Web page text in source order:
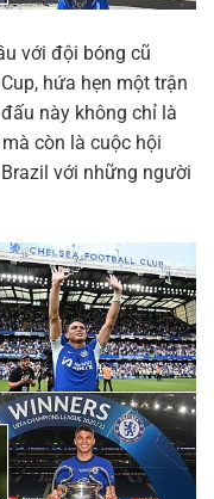
với đội bóng cũ
hứa hẹn một trận
này không chỉ là
còn là cuộc hội
với những người